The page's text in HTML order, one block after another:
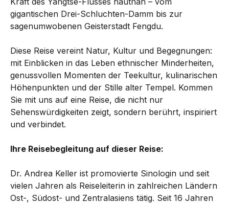
gigantischen Drei-Schluchten-Damm bis zur
sagenumwobenen Geisterstadt Fengdu.
Diese Reise vereint Natur, Kultur und Begegnungen:
mit Einblicken in das Leben ethnischer Minderheiten,
genussvollen Momenten der Teekultur, kulinarischen
Höhenpunkten und der Stille alter Tempel. Kommen
Sie mit uns auf eine Reise, die nicht nur
Sehenswürdigkeiten zeigt, sondern berührt, inspiriert
und verbindet.
Ihre Reisebegleitung auf dieser Reise:
Dr. Andrea Keller ist promovierte Sinologin und seit
vielen Jahren als Reiseleiterin in zahlreichen Ländern
Ost-, Südost- und Zentralasiens tätig. Seit 16 Jahren